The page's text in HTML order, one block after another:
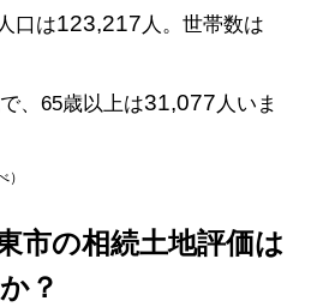
口は123,217 人。世帯数は
、65歳以上は31,077 人いま
市の相続土地評価は
？